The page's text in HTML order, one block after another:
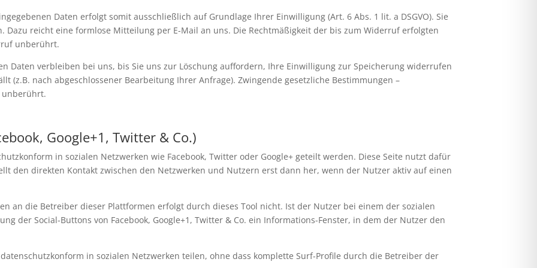
Daten erfolgt somit ausschließlich auf Grundlage Ihrer Einwilligung (Art. 6 Abs. 1 lit. a DSGVO). Sie
reicht eine formlose Mitteilung per E-Mail an uns. Die Rechtmäßigkeit der bis zum Widerruf erfolgten
unberührt.
Daten verbleiben bei uns, bis Sie uns zur Löschung auffordern, Ihre Einwilligung zur Speicherung widerrufen
(z.B. nach abgeschlossener Bearbeitung Ihrer Anfrage). Zwingende gesetzliche Bestimmungen –
unberührt.
Google+1, Twitter & Co.)
in sozialen Netzwerken wie Facebook, Twitter oder Google+ geteilt werden. Diese Seite nutzt dafür
den direkten Kontakt zwischen den Netzwerken und Nutzern erst dann her, wenn der Nutzer aktiv auf einen
an die Betreiber dieser Plattformen erfolgt durch dieses Tool nicht. Ist der Nutzer bei einem der sozialen
der Social-Buttons von Facebook, Google+1, Twitter & Co. ein Informations-Fenster, in dem der Nutzer den
in sozialen Netzwerken teilen, ohne dass komplette Surf-Profile durch die Betreiber der